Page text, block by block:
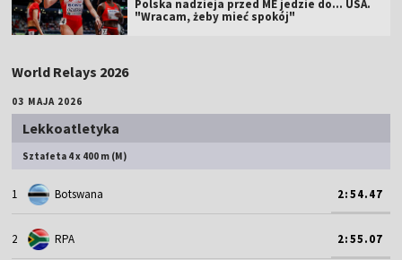
Polska nadzieja przed ME jedzie do... USA.
"Wracam, żeby mieć spokój"
World Relays 2026
03 MAJA 2026
Lekkoatletyka
Sztafeta 4 x 400 m (M)
1 Botswana 2:54.47
2 RPA 2:55.07